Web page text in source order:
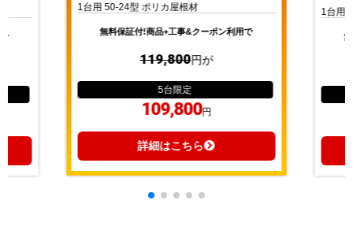
1台用 50-24型 ポリカ屋根材
無料保証付!商品+工事&クーポン利用で
119,800円が
5台限定
109,800円
詳細はこちら
1台用